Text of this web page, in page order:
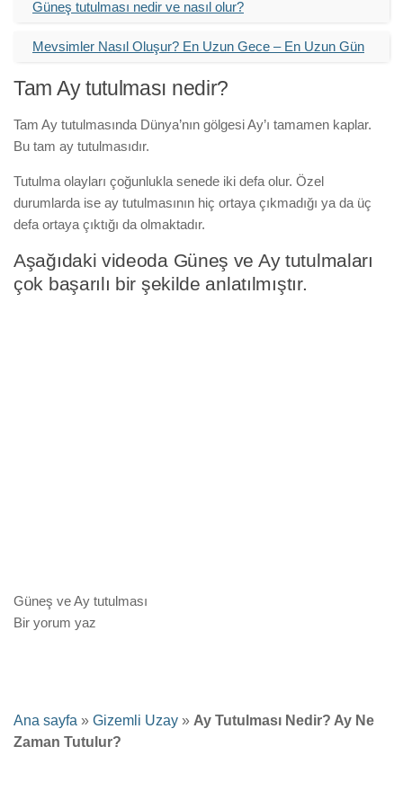
Güneş tutulması nedir ve nasıl olur?
Mevsimler Nasıl Oluşur? En Uzun Gece – En Uzun Gün
Tam Ay tutulması nedir?
Tam Ay tutulmasında Dünya’nın gölgesi Ay’ı tamamen kaplar.
Bu tam ay tutulmasıdır.
Tutulma olayları çoğunlukla senede iki defa olur. Özel
durumlarda ise ay tutulmasının hiç ortaya çıkmadığı ya da üç
defa ortaya çıktığı da olmaktadır.
Aşağıdaki videoda Güneş ve Ay tutulmaları
çok başarılı bir şekilde anlatılmıştır.
Güneş ve Ay tutulması
Bir yorum yaz
Ana sayfa » Gizemli Uzay » Ay Tutulması Nedir? Ay Ne
Zaman Tutulur?